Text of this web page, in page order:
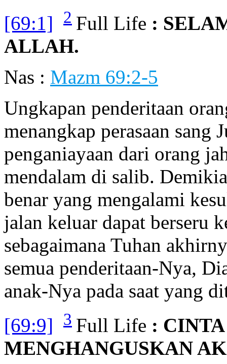
[69:1]
2 Full Life :
ALLAH.
Nas : Mazm 69:2-5
Ungkapan penderitaan
menangkap perasaan sang
penganiayaan dari orang
mendalam di salib.
benar yang mengalami
jalan keluar dapat berseru
sebagaimana Tuhan
semua penderitaan-Nya,
anak-Nya pada saat yang
[69:9]
3 Full Life :
MENGHANGUSKAN